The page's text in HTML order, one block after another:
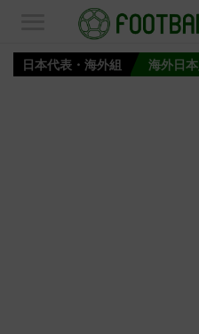
日本代表・海外組 海外日